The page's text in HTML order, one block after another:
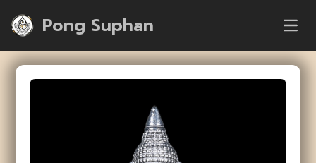
Pong Suphan